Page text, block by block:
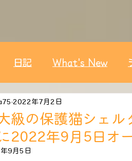
日記 What's New
級の保護猫シェ
2022年9月5日オ
2022年7月2日
9月5日